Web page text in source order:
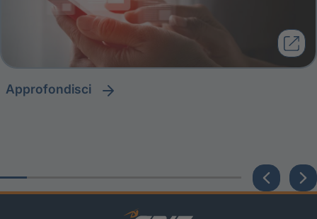
approfondisci